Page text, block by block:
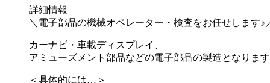
詳細情報
＼電子部品の機械オペレーター・検査をお任せします♪
カーナビ・車載ディスプレイ、
アミューズメント部品などの電子部品の製造となります
＜具体的には…＞